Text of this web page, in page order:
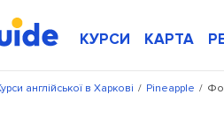
КУРСИ КАРТА
/
англійської в Харкові /
Pineapple